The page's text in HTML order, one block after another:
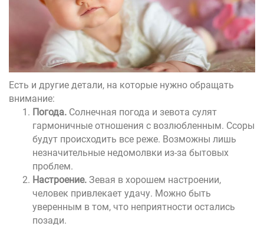
Есть и другие детали, на которые нужно обращать
внимание:
Погода. Солнечная погода и зевота сулят
гармоничные отношения с возлюбленным. Ссоры
будут происходить все реже. Возможны лишь
незначительные недомолвки из-за бытовых
проблем.
Настроение. Зевая в хорошем настроении,
человек привлекает удачу. Можно быть
уверенным в том, что неприятности остались
позади.